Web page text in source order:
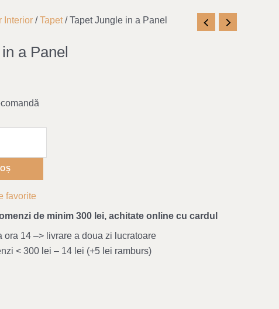
Interior /Tapet/ Tapet Jungle in a Panel
a Panel
favorite
de minim 300 lei, achitate online cu cardul
ora 14 –> livrare a doua zi lucratoare
< 300 lei – 14 lei (+5 lei ramburs)